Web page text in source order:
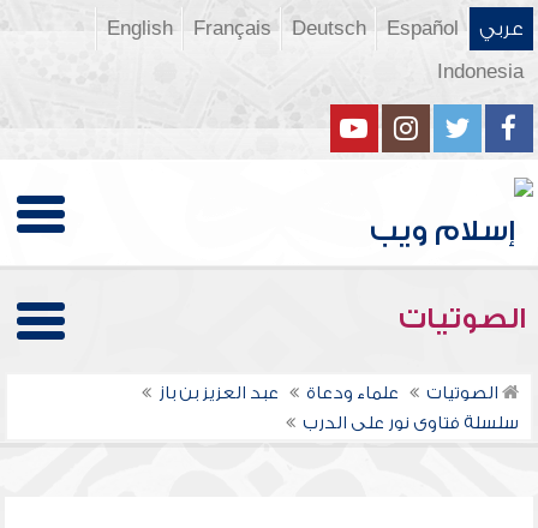
عربي Español
Deutsch
Français
English
Indonesia
الصوتيات
الصوتيات علماء ودعاة
عبد العزيز بن باز
سلسلة فتاوى نور على الدرب